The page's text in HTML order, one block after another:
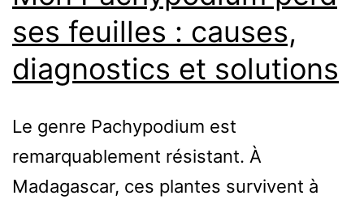
ses feuilles : causes,
diagnostics et solutions
Le genre Pachypodium est
remarquablement résistant. À
Madagascar, ces plantes survivent à